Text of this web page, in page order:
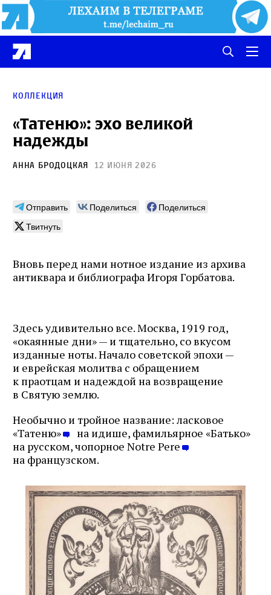
Коллекция
«Татеню»: эхо великой
надежды
Анна Бродоцкая 12 июня 2026
Отправить Поделиться
Поделиться
Твитнуть
Вновь перед нами нотное издание из архива
антиквара и библиографа Игоря Горбатова.
Здесь удивительно все. Москва, 1919 год,
«окаянные дни» — и тщательно, со вкусом
изданные ноты. Начало советской эпохи —
и еврейская молитва с обращением
к праотцам и надеждой на возвращение
в Святую землю.
Необычно и тройное название: ласковое
«Татеню»
на идише, фамильярное «Батько»
на русском, чопорное Notre Pere
на французском.